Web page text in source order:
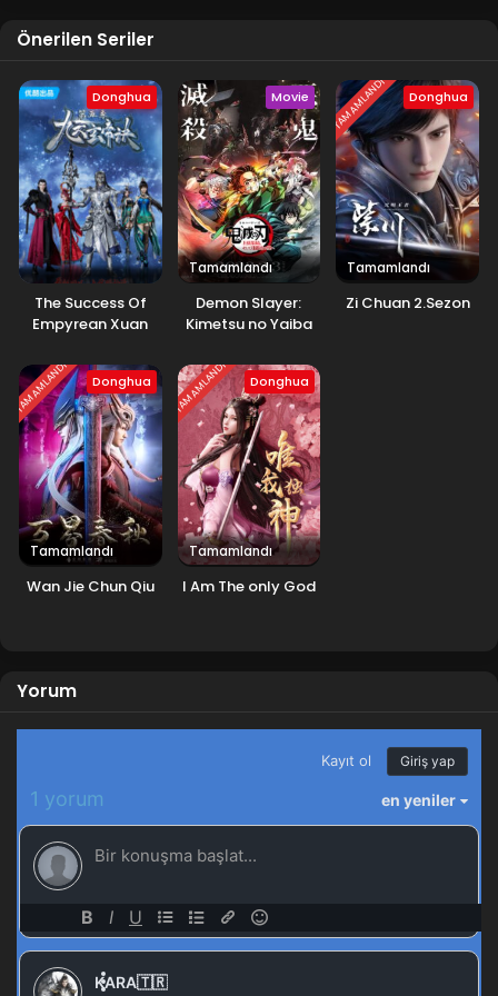
Önerilen Seriler
Donghua
The Success Of
Empyrean Xuan
Movie
Tamamlandı
Demon Slayer:
Kimetsu no Yaiba
Arc
TAMAMLANDI Donghua
Tamamlandı
Zi Chuan 2.Sezon
TAMAMLANDI Donghua
Tamamlandı
Wan Jie Chun Qiu
TAMAMLANDI Donghua
Tamamlandı
I Am The only God
Yorum